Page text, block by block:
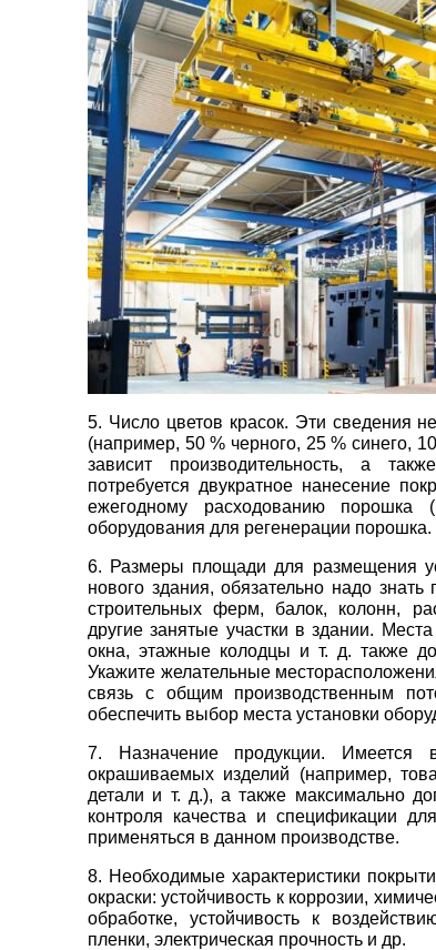
5. Число цветов красок. Эти сведения
(например, 50 % черного, 25 % синего,
зависит производительность, а
потребуется двукратное нанесение
ежегодному расходованию
оборудования для регенерации порошка.
6. Размеры площади для размещения
нового здания, обязательно надо
строительных ферм, балок, колонн,
другие занятые участки в здании.
окна, этажные колодцы и т. д. также
Укажите желательные
связь с общим производственным
обеспечить выбор места установки
7. Назначение продукции.
окрашиваемых изделий (например,
детали и т. д.), а также максимально
контроля качества и спецификации
применяться в данном производстве.
8. Необходимые характеристики
окраски: устойчивость к коррозии,
обработке, устойчивость к
пленки, электрическая прочность и др.